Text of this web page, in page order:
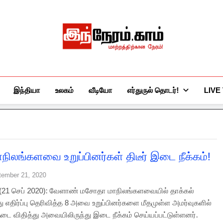
இந்நேரம்.காம்
இந்தியா உலகம் வீடியோ எர்துருல் தொடர்! LIVE
உறுப்பினர்கள் திடீர் இடை நீக்கம்!
21, 2020
(21 செப் 2020): வேளாண் மசோதா மாநிலங்களவையில் தாக்கல்
எதிர்ப்பு தெரிவித்த 8 அவை உறுப்பினர்களை மீதமுள்ள அமர்வுகளில்
விதித்து அவையிலிருந்து இடை நீக்கம் செய்யப்பட்டுள்ளனர்.